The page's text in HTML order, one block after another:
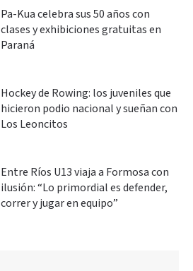
Pa-Kua celebra sus 50 años con
clases y exhibiciones gratuitas en
Paraná
Hockey de Rowing: los juveniles que
hicieron podio nacional y sueñan con
Los Leoncitos
Entre Ríos U13 viaja a Formosa con
ilusión: “Lo primordial es defender,
correr y jugar en equipo”